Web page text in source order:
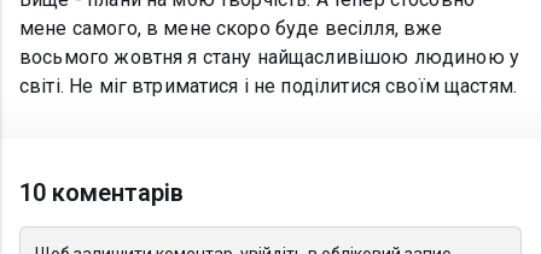
мене самого, в мене скоро буде весілля, вже
восьмого жовтня я стану найщасливішою людиною у
світі. Не міг втриматися і не поділитися своїм щастям.
10 коментарів